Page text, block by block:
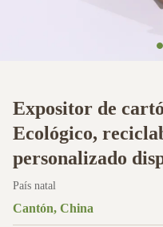
Expositor de
Ecológico,
personalizado
País natal
Cantón, China